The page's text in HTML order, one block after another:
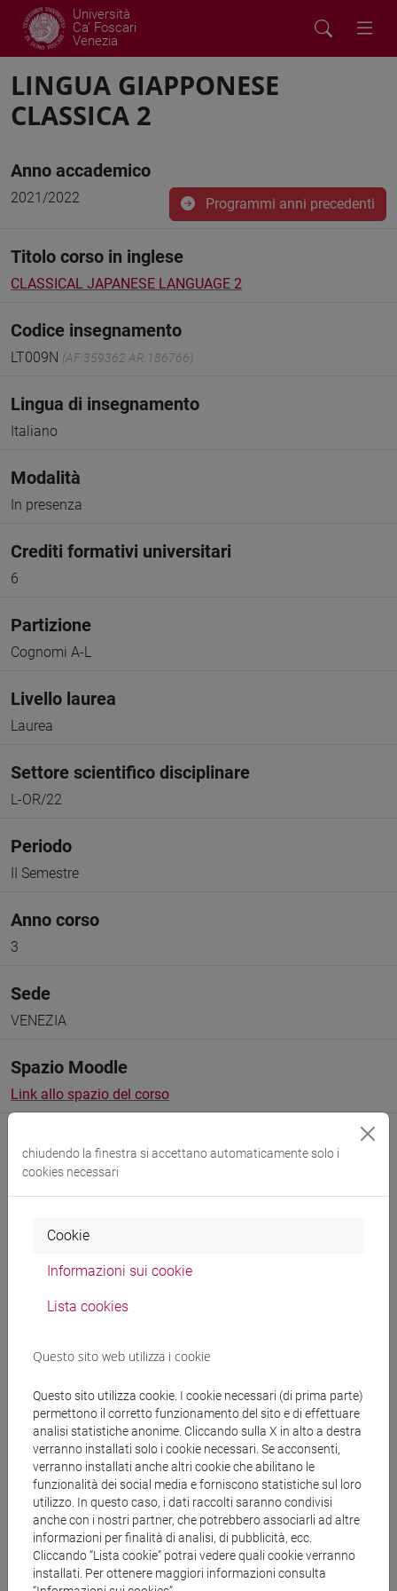
Università
Ca' Foscari
Venezia
LINGUA GIAPPONESE
CLASSICA 2
Anno accademico
2021/2022 Programmi anni precedenti
Titolo corso in inglese
CLASSICAL JAPANESE LANGUAGE 2
Codice insegnamento
LT009N (AF:359362 AR:186766)
Lingua di insegnamento
Italiano
Modalità
In presenza
Crediti formativi universitari
6
Partizione
Cognomi A-L
Livello laurea
Laurea
Settore scientifico disciplinare
L-OR/22
Periodo
II Semestre
Anno corso
3
Sede
VENEZIA
Spazio Moodle
Link allo spazio del corso
Materiali didattici
Materiali su Moodle
Corsi di studio e percorsi
chiudendo la finestra si accettano automaticamente solo i
cookies necessari
Cookie
Informazioni sui cookie
Lista cookies
Questo sito web utilizza i cookie
Questo sito utilizza cookie. I cookie necessari (di prima parte)
permettono il corretto funzionamento del sito e di effettuare
analisi statistiche anonime. Cliccando sulla X in alto a destra
verranno installati solo i cookie necessari. Se acconsenti,
verranno installati anche altri cookie che abilitano le
funzionalità dei social media e forniscono statistiche sul loro
utilizzo. In questo caso, i dati raccolti saranno condivisi
anche con i nostri partner, che potrebbero associarli ad altre
informazioni per finalità di analisi, di pubblicità, ecc.
Cliccando “Lista cookie” potrai vedere quali cookie verranno
installati. Per ottenere maggiori informazioni consulta